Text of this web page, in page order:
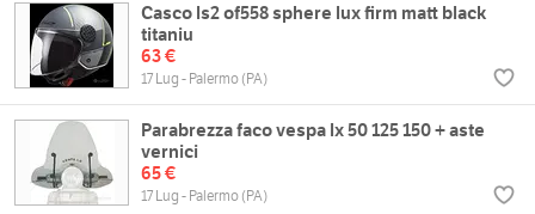
Casco ls2 of558 sphere lux firm matt black
titaniu
63 €
17 Lug - Palermo (PA)
Parabrezza faco vespa lx 50 125 150 + aste
vernici
65 €
17 Lug - Palermo (PA)